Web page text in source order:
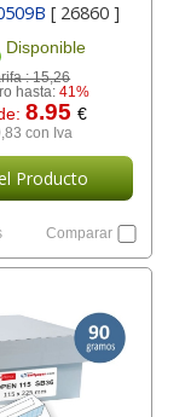
[ 26860 ]
Disponible
:15,26
hasta: 41%
8.95€
con Iva
Producto
Comparar